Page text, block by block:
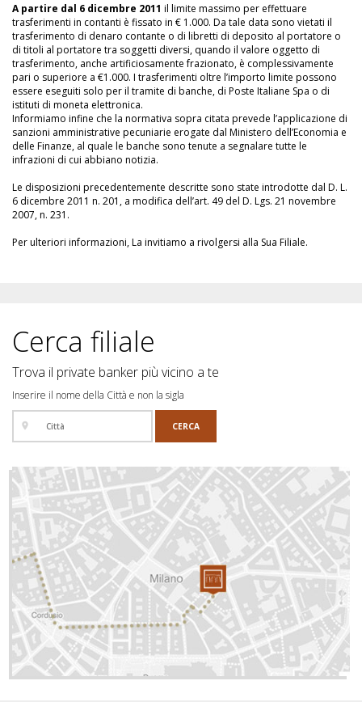
A partire dal 6 dicembre 2011 il limite massimo per effettuare
trasferimenti in contanti è fissato in € 1.000. Da tale data sono vietati il
trasferimento di denaro contante o di libretti di deposito al portatore o
di titoli al portatore tra soggetti diversi, quando il valore oggetto di
trasferimento, anche artificiosamente frazionato, è complessivamente
pari o superiore a €1.000. I trasferimenti oltre l’importo limite possono
essere eseguiti solo per il tramite di banche, di Poste Italiane Spa o di
istituti di moneta elettronica.
Informiamo infine che la normativa sopra citata prevede l’applicazione di
sanzioni amministrative pecuniarie erogate dal Ministero dell’Economia e
delle Finanze, al quale le banche sono tenute a segnalare tutte le
infrazioni di cui abbiano notizia.
Le disposizioni precedentemente descritte sono state introdotte dal D. L.
6 dicembre 2011 n. 201, a modifica dell’art. 49 del D. Lgs. 21 novembre
2007, n. 231.
Per ulteriori informazioni, La invitiamo a rivolgersi alla Sua Filiale.
Cerca filiale
Trova il private banker più vicino a te
Inserire il nome della Città e non la sigla